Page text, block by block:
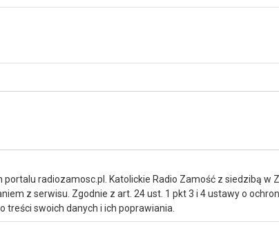
radiozamosc.pl. Katolickie Radio Zamość z siedzibą
z serwisu. Zgodnie z art. 24 ust. 1 pkt 3 i 4 ustawy o
treści swoich danych i ich poprawiania.